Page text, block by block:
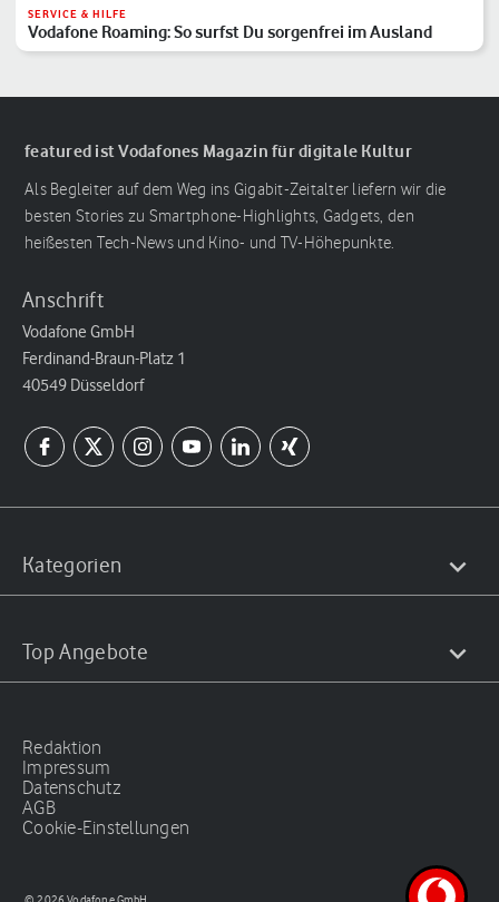
SERVICE & HILFE
Vodafone Roaming: So surfst Du sorgenfrei im Ausland
featured ist Vodafones Magazin für digitale Kultur
Als Begleiter auf dem Weg ins Gigabit-Zeitalter liefern wir die
besten Stories zu Smartphone-Highlights, Gadgets, den
heißesten Tech-News und Kino- und TV-Höhepunkte.
Anschrift
Vodafone GmbH
Ferdinand-Braun-Platz 1
40549 Düsseldorf
Kategorien
Top Angebote
Redaktion
Impressum
Datenschutz
AGB
Cookie-Einstellungen